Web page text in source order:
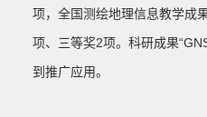
项，全国测绘地理信息教学成
项、三等奖2项。科研成果
到推广应用。